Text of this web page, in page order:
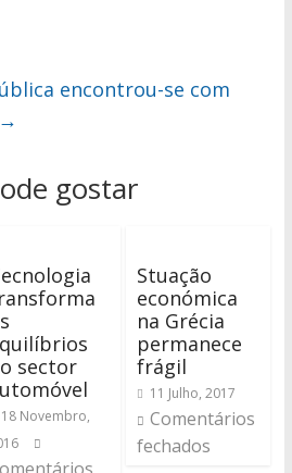
encontrou-se com
→
gostar
sector
18 Novembro,
Stuação
económica
na Grécia
permanece
frágil
11 Julho, 2017
Comentários
fechados